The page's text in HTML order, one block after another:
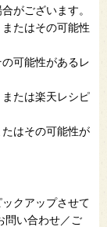
がございます。
たはその可能性
可能性があるレ
たは楽天レシピ
はその可能性が
クアップさせて
問い合わせ／ご